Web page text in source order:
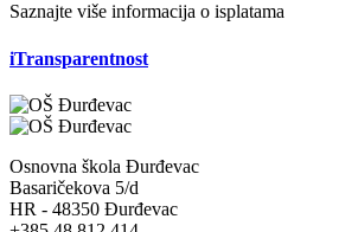
Saznajte više informacija o isplatama
iTransparentnost
Osnovna škola Đurđevac
Basaričekova 5/d
HR - 48350 Đurđevac